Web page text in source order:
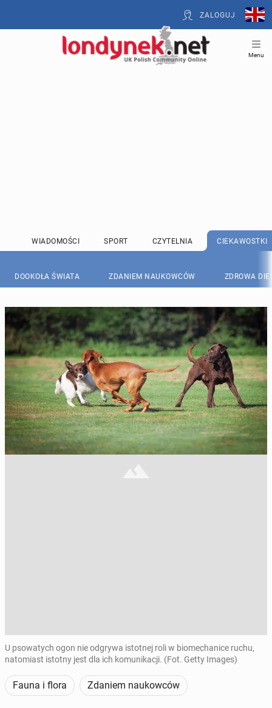
ZALOGUJ
Menu
WIADOMOŚCI SPORT CZYTELNIA CIEKAWOSTKI
DOOKOŁA ŚWIATA ZDANIEM NAUKOWCÓW ZDROWA
U psowatych ogon nie odgrywa istotnej roli w biomechanice ruchu,
natomiast istotny jest dla ich komunikacji. (Fot. Getty Images)
Fauna i flora Zdaniem naukowców